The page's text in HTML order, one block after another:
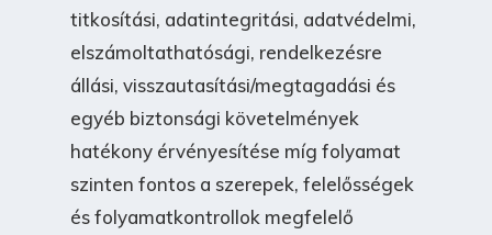
titkosítási, adatintegritási, adatvédelmi,
elszámoltathatósági, rendelkezésre
állási, visszautasítási/megtagadási és
egyéb biztonsági követelmények
hatékony érvényesítése míg folyamat
szinten fontos a szerepek, felelősségek
és folyamatkontrollok megfelelő